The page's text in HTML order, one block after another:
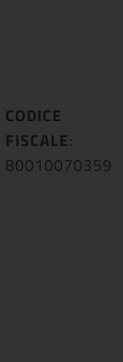
CODICE
FISCALE:
80010070359